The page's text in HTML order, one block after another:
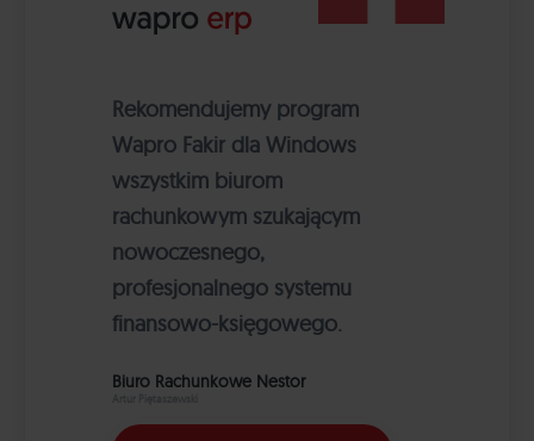
Rekomendujemy program
Wapro Fakir dla Windows
wszystkim biurom
rachunkowym szukającym
nowoczesnego,
profesjonalnego systemu
finansowo-księgowego.
Biuro Rachunkowe Nestor